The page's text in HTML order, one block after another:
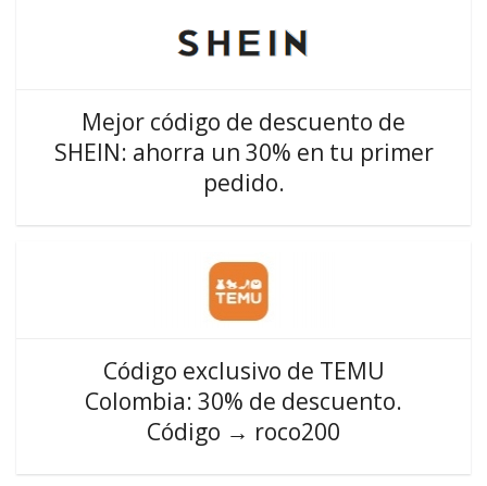
Mejor código de descuento de
SHEIN: ahorra un 30% en tu primer
pedido.
Código exclusivo de TEMU
Colombia: 30% de descuento.
Código → roco200